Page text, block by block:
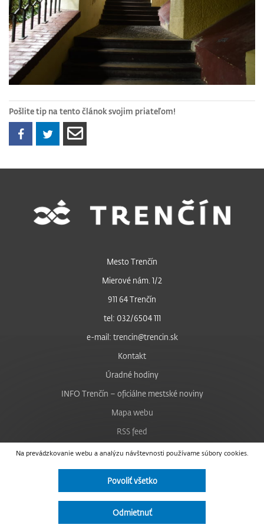
Pošlite tip na tento článok svojim priateľom!
Na prevádzkovanie webu a analýzu návštevnosti používame súbory cookies.
Povoliť všetko
Odmietnuť
Mesto Trenčín
Mierové nám. 1/2
911 64 Trenčín
tel: 032/6504 111
e-mail: trencin@trencin.sk
Kontakt
Úradné hodiny
INFO Trenčín – oficiálne mestské noviny
Mapa webu
RSS feed
Nastavenie cookies
Facebook
Instagram
Vyhlásenie o prístupnosti